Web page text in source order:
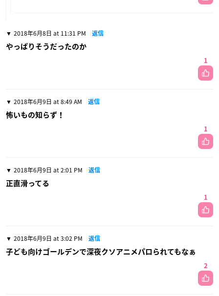
2018年6月8日 at 11:31 PM 返信
やっぱりそうだったのか
1
2018年6月9日 at 8:49 AM 返信
怖いもの知らず！
1
2018年6月9日 at 2:01 PM 返信
正直滑ってる
1
2018年6月9日 at 3:02 PM 返信
子ども向けゴールデンで深夜クソアニメパロられてもなぁ
2